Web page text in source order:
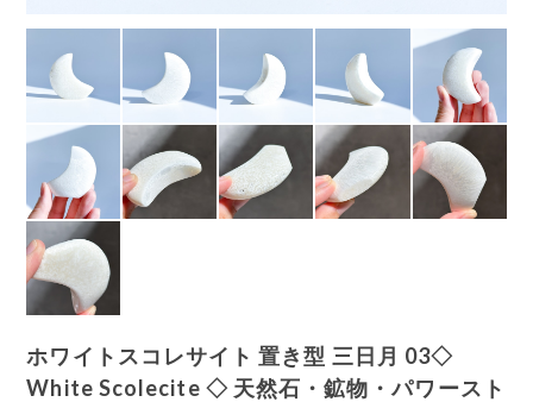
ホワイトスコレサイト 置き型 三日月 03◇
White Scolecite ◇ 天然石・鉱物・パワースト